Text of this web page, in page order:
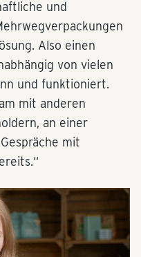
und
Also einen
von vielen
und funktioniert.
mit anderen
an einer
mit